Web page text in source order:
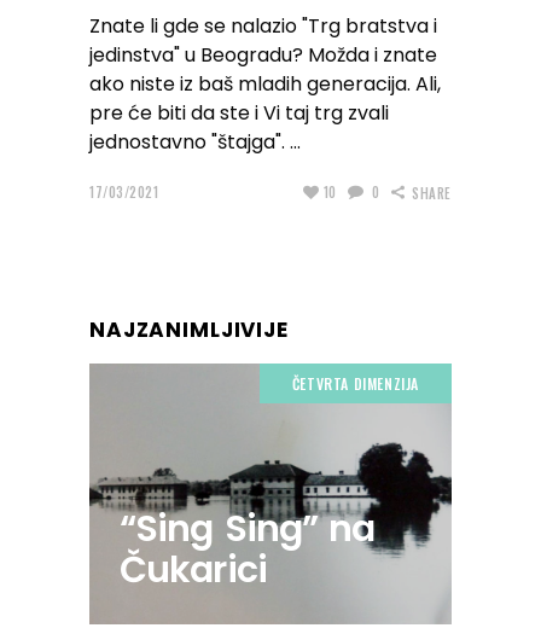
Znate li gde se nalazio "Trg bratstva i
jedinstva" u Beogradu? Možda i znate
ako niste iz baš mladih generacija. Ali,
pre će biti da ste i Vi taj trg zvali
jednostavno "štajga".
17/03/2021 10 0 SHARE
NAJZANIMLJIVIJE
ČETVRTA DIMENZIJA
“Sing Sing” na
Čukarici